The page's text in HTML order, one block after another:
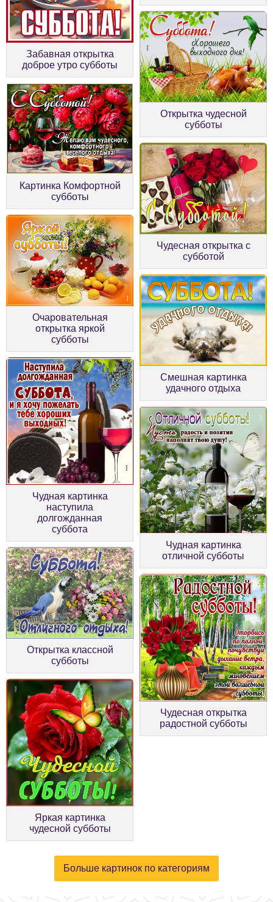
Забавная открытка
доброе утро субботы
Картинка Комфортной
субботы
Открытка чудесной
субботы
Очаровательная
открытка яркой
субботы
Чудесная открытка с
субботой
Чудная картинка
наступила
долгожданная
суббота
Смешная картинка
удачного отдыха
Открытка классной
субботы
Чудная картинка
отличной субботы
Яркая картинка
чудесной субботы
Чудесная открытка
радостной субботы
Больше картинок по категориям